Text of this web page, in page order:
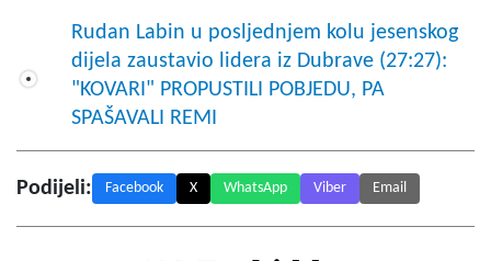
Rudan Labin u posljednjem kolu jesenskog
dijela zaustavio lidera iz Dubrave (27:27):
"KOVARI" PROPUSTILI POBJEDU, PA
SPAŠAVALI REMI
Podijeli: Facebook X WhatsApp Viber Email